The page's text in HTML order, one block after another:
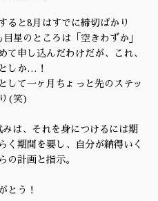
ると8月はすでに締切ばかり
星のところは「空きわずか」
て申し込んだわけだが、これ、
しか…！
して一ヶ月ちょっと先のステッ
(笑)
は、それを身につけるには期
く期間を要し、自分が納得いく
の計画と指示。
とう！